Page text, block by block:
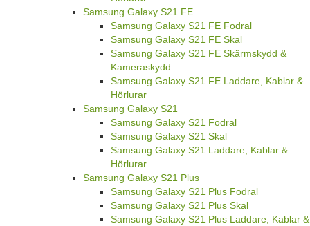
Samsung Galaxy S21 FE
Samsung Galaxy S21 FE Fodral
Samsung Galaxy S21 FE Skal
Samsung Galaxy S21 FE Skärmskydd &
Kameraskydd
Samsung Galaxy S21 FE Laddare, Kablar &
Hörlurar
Samsung Galaxy S21
Samsung Galaxy S21 Fodral
Samsung Galaxy S21 Skal
Samsung Galaxy S21 Laddare, Kablar &
Hörlurar
Samsung Galaxy S21 Plus
Samsung Galaxy S21 Plus Fodral
Samsung Galaxy S21 Plus Skal
Samsung Galaxy S21 Plus Laddare, Kablar &